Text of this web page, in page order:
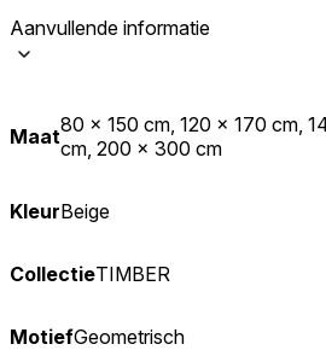
Aanvullende informatie
Maat80 x 150 cm, 120 x 170 cm,
cm, 200 x 300 cm
KleurBeige
CollectieTIMBER
MotiefGeometrisch